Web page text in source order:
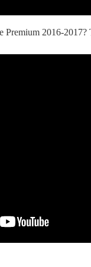
Premium 2016-